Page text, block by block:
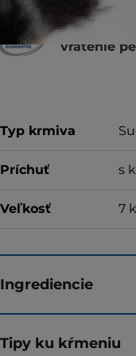
Za kvalitu,
vrátenie
Typ krmiva
Príchuť s
Veľkosť 7
Ingrediencie
Tipy ku kŕmeniu